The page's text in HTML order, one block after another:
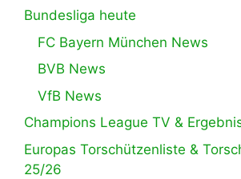
Bundesliga heute
FC Bayern München News
BVB News
VfB News
Champions League TV &
Europas Torschützenliste &
25/26